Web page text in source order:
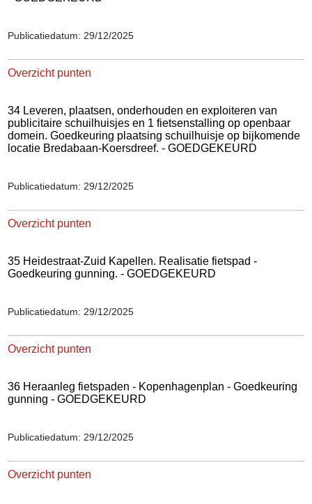
Publicatiedatum: 29/12/2025
Overzicht punten
34 Leveren, plaatsen, onderhouden en exploiteren van
publicitaire schuilhuisjes en 1 fietsenstalling op openbaar
domein. Goedkeuring plaatsing schuilhuisje op bijkomende
locatie Bredabaan-Koersdreef. - GOEDGEKEURD
Publicatiedatum: 29/12/2025
Overzicht punten
35 Heidestraat-Zuid Kapellen. Realisatie fietspad -
Goedkeuring gunning. - GOEDGEKEURD
Publicatiedatum: 29/12/2025
Overzicht punten
36 Heraanleg fietspaden - Kopenhagenplan - Goedkeuring
gunning - GOEDGEKEURD
Publicatiedatum: 29/12/2025
Overzicht punten